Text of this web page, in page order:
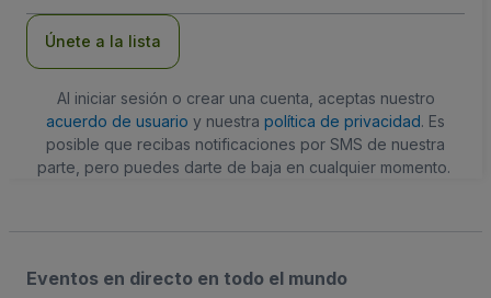
Únete a la lista
Al iniciar sesión o crear una cuenta, aceptas nuestro
acuerdo de usuario y nuestra política de privacidad. Es
posible que recibas notificaciones por SMS de nuestra
parte, pero puedes darte de baja en cualquier momento.
Eventos en directo en todo el mundo